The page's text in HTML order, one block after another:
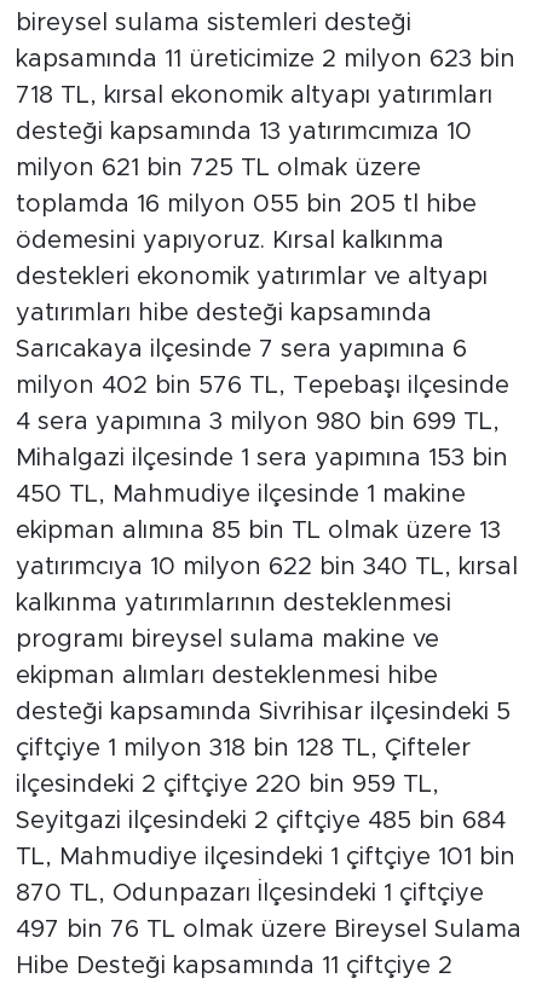
bireysel sulama sistemleri desteği
kapsamında 11 üreticimize 2 milyon 623 bin
718 TL, kırsal ekonomik altyapı yatırımları
desteği kapsamında 13 yatırımcımıza 10
milyon 621 bin 725 TL olmak üzere
toplamda 16 milyon 055 bin 205 tl hibe
ödemesini yapıyoruz. Kırsal kalkınma
destekleri ekonomik yatırımlar ve altyapı
yatırımları hibe desteği kapsamında
Sarıcakaya ilçesinde 7 sera yapımına 6
milyon 402 bin 576 TL, Tepebaşı ilçesinde
4 sera yapımına 3 milyon 980 bin 699 TL,
Mihalgazi ilçesinde 1 sera yapımına 153 bin
450 TL, Mahmudiye ilçesinde 1 makine
ekipman alımına 85 bin TL olmak üzere 13
yatırımcıya 10 milyon 622 bin 340 TL, kırsal
kalkınma yatırımlarının desteklenmesi
programı bireysel sulama makine ve
ekipman alımları desteklenmesi hibe
desteği kapsamında Sivrihisar ilçesindeki 5
çiftçiye 1 milyon 318 bin 128 TL, Çifteler
ilçesindeki 2 çiftçiye 220 bin 959 TL,
Seyitgazi ilçesindeki 2 çiftçiye 485 bin 684
TL, Mahmudiye ilçesindeki 1 çiftçiye 101 bin
870 TL, Odunpazarı İlçesindeki 1 çiftçiye
497 bin 76 TL olmak üzere Bireysel Sulama
Hibe Desteği kapsamında 11 çiftçiye 2